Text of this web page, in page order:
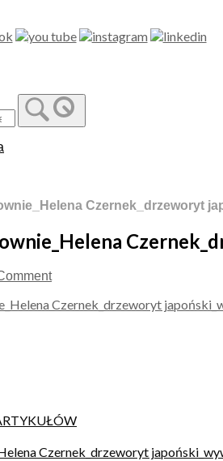
Czernek_drzeworyt
Czernek_drzeworyt